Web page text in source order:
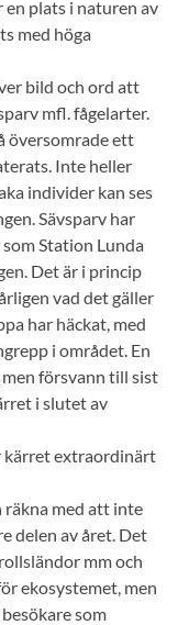
plats i naturen av
med höga
bild och ord att
mfl. fågelarter.
översomrade ett
Inte heller
individer kan ses
Sävsparv har
Station Lunda
Det är i princip
vad det gäller
har häckat, med
i området. En
försvann till sist
i slutet av
kärret extraordinärt
räkna med att inte
delen av året. Det
mm och
ekosystemet, men
som